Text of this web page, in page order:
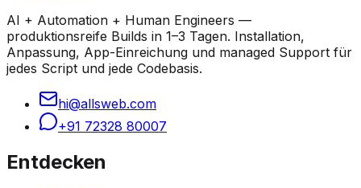
AI + Automation + Human Engineers —
produktionsreife Builds in 1–3 Tagen. Installation,
Anpassung, App-Einreichung und managed Support für
jedes Script und jede Codebasis.
hi@allsweb.com
+91 72328 80007
Entdecken